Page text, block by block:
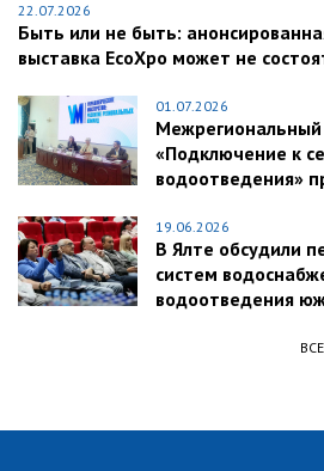
22.07.2026
Быть или не быть:
выставка EcoXpo может не
01.07.2026
«Подключение к
водоотведения»
19.06.2026
В Ялте обсудили
систем
водоотведения